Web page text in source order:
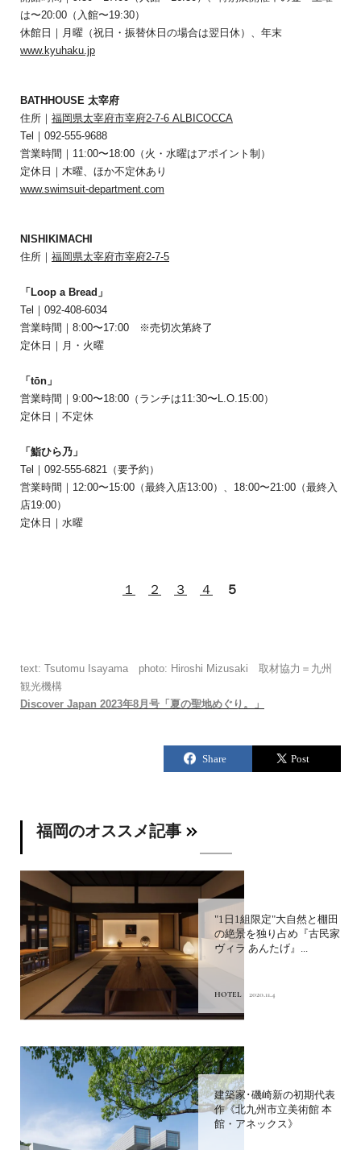
は〜20:00（入館〜19:30）
休館日｜月曜（祝日・振替休日の場合は翌日休）、年末
www.kyuhaku.jp
BATHHOUSE 太宰府
住所｜ 福岡県太宰府市宰府2-7-6 ALBICOCCA
Tel｜092-555-9688
営業時間｜11:00〜18:00（火・水曜はアポイント制）
定休日｜木曜、ほか不定休あり
www.swimsuit-department.com
NISHIKIMACHI
住所｜ 福岡県太宰府市宰府2-7-5
「Loop a Bread」
Tel｜092-408-6034
営業時間｜8:00〜17:00 ※売切次第終了
定休日｜月・火曜
「tōn」
営業時間｜9:00〜18:00（ランチは11:30〜L.O.15:00）
定休日｜不定休
「鮨ひら乃」
Tel｜092-555-6821（要予約）
営業時間｜12:00〜15:00（最終入店13:00）、18:00〜21:00（最終入
店19:00）
定休日｜水曜
１ ２ ３ ４ ５
text: Tsutomu Isayama photo: Hiroshi Mizusaki 取材協力＝九州
観光機構
Discover Japan 2023年8月号「夏の聖地めぐり。」
福岡のオススメ記事
"1日1組限定"大自然と棚田
の絶景を独り占め『古民家
ヴィラ あんたげ』...
HOTEL 2020.11.4
建築家･磯崎新の初期代表
作《北九州市立美術館 本
館・アネックス》